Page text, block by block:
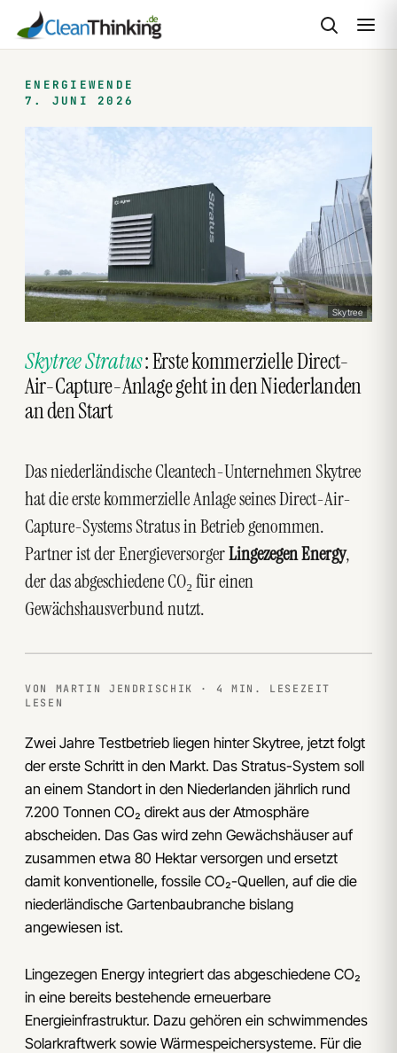
Inhalt
springen
ENERGIEWENDE
7. JUNI 2026
Skytree
Skytree Stratus: Erste kommerzielle Direct-
Air-Capture-Anlage geht in den Niederlanden
an den Start
Das niederländische Cleantech-Unternehmen Skytree
hat die erste kommerzielle Anlage seines Direct-Air-
Capture-Systems Stratus in Betrieb genommen.
Partner ist der EnergieversorgerLingezegen Energy,
der das abgeschiedene CO₂ für einen
Gewächshausverbund nutzt.
VON MARTIN JENDRISCHIK · 4 MIN. LESEZEIT
LESEN
Zwei Jahre Testbetrieb liegen hinter Skytree, jetzt folgt
der erste Schritt in den Markt. Das Stratus-System soll
an einem Standort in den Niederlanden jährlich rund
7.200 Tonnen CO₂ direkt aus der Atmosphäre
abscheiden. Das Gas wird zehn Gewächshäuser auf
zusammen etwa 80 Hektar versorgen und ersetzt
damit konventionelle, fossile CO₂-Quellen, auf die die
niederländische Gartenbaubranche bislang
angewiesen ist.
Lingezegen Energy integriert das abgeschiedene CO₂
in eine bereits bestehende erneuerbare
Energieinfrastruktur. Dazu gehören ein schwimmendes
Solarkraftwerk sowie Wärmespeichersysteme. Für die